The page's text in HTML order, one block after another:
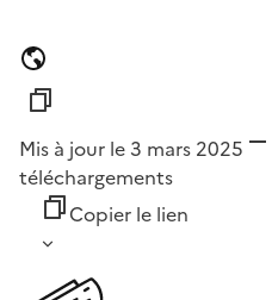
Mis à jour le 3 mars 2025
téléchargements
Copier le lien